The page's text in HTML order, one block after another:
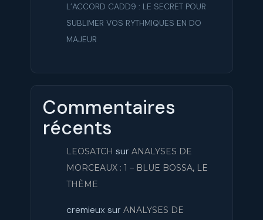
L’ACCORD CADD9 : LE SECRET POUR
SUBLIMER VOS RYTHMIQUES EN DO
MAJEUR
Commentaires
récents
LEOSATCH sur ANALYSES DE
MORCEAUX : 1 – BLUE BOSSA, LE
THÈME
cremieux sur ANALYSES DE